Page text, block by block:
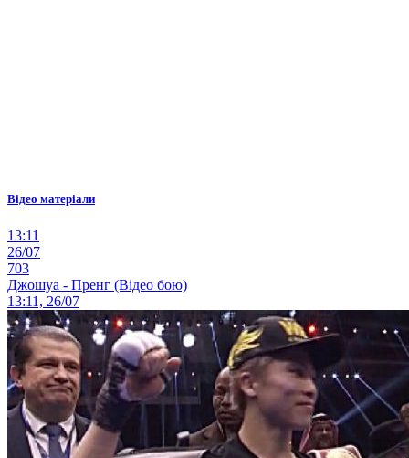
Відео матеріали
13:11
26/07
703
Джошуа - Пренг (Відео бою)
13:11, 26/07